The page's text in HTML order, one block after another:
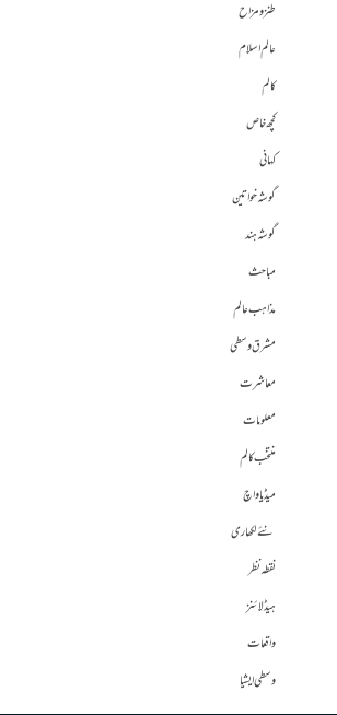
طنز و مزاح
عالم اسلام
کالم
کچھ خاص
کہانی
گوشہ خواتین
گوشہ ہند
مباحث
مذاہب عالم
مشرق وسطی
معاشرت
معلومات
منتخب کالم
میڈیا واچ
نئے لکھاری
نقطہ نظر
ہیڈلائنز
واقعات
وسطی ایشیا